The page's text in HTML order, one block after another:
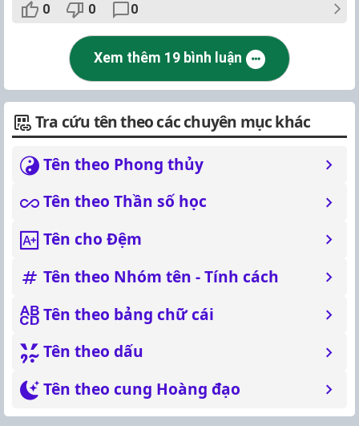
0 0 0
Xem thêm 19 bình luận
Tra cứu tên theo các chuyên mục khác
Tên theo Phong thủy
Tên theo Thần số học
Tên cho Đệm
Tên theo Nhóm tên - Tính cách
Tên theo bảng chữ cái
Tên theo dấu
Tên theo cung Hoàng đạo